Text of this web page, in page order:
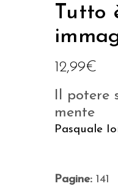
Tutto
12,99€
Il potere
mente
Pasquale
Pagine: 141